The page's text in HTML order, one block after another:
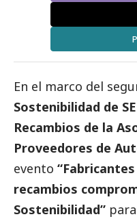
En el marco del
Sostenibilidad de
Recambios de la
Proveedores de
evento
recambios
Sostenibilidad”